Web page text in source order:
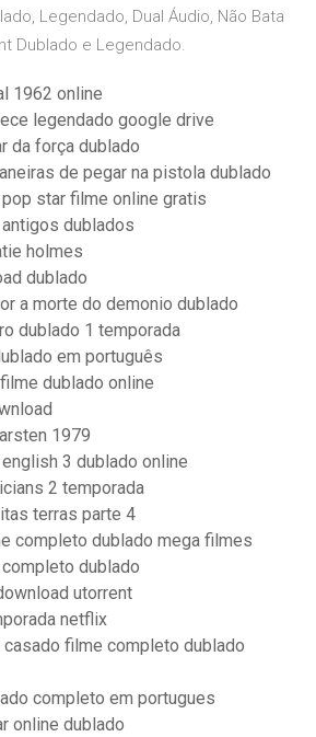
Legendado, Dual Áudio, Não Bata
Dublado e Legendado.
1962 online
legendado google drive
da força dublado
de pegar na pistola dublado
star filme online gratis
dublados
holmes
dublado
a morte do demonio dublado
dublado 1 temporada
em português
dublado online
1979
3 dublado online
2 temporada
terras parte 4
completo dublado mega filmes
dublado
utorrent
netflix
filme completo dublado
completo em portugues
online dublado